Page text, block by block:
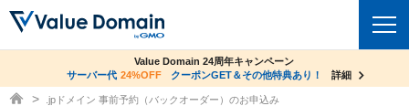
co.jpドメイン✕コアサーバーV2ビジネス応援キャンペーン
サーバー料金1年間無料
詳細
Value Domain 24周年キャンペーン
サーバー代 24%OFF クーポンGET＆その他特典あり！ 詳細
ドメイン取得ならバリュードメイン
.jpドメイン 事前予約（バックオーダー）のお申込み